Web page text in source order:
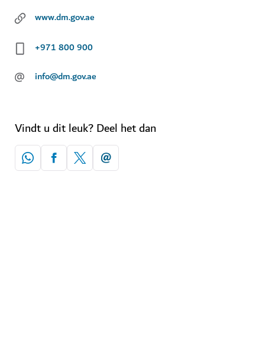
www.dm.gov.ae
+971 800 900
@ info@dm.gov.ae
Vindt u dit leuk? Deel het dan